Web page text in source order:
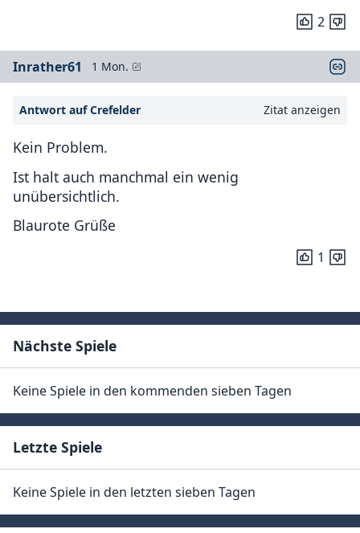
2
Inrather61 1 Mon.
Antwort auf Crefelder Zitat anzeigen
Kein Problem.
Ist halt auch manchmal ein wenig
unübersichtlich.
Blaurote Grüße
1
Nächste Spiele
Keine Spiele in den kommenden sieben Tagen
Letzte Spiele
Keine Spiele in den letzten sieben Tagen